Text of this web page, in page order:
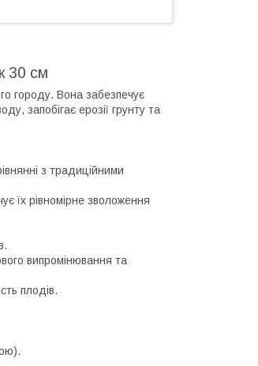
30 см
городу. Вона забезпечує
запобігає ерозії грунту та
з традиційними
їх рівномірне зволоження
випромінювання та
плодів.